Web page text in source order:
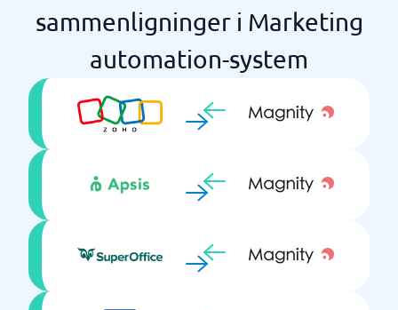
sammenligninger i Marketing
automation-system